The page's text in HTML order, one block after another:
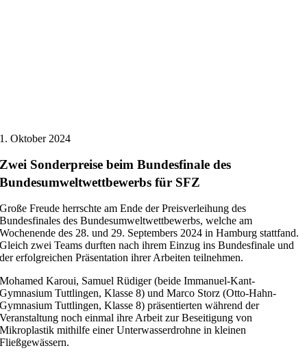
1. Oktober 2024
Zwei Sonderpreise beim Bundesfinale des
Bundesumweltwettbewerbs für SFZ
Große Freude herrschte am Ende der Preisverleihung des
Bundesfinales des Bundesumweltwettbewerbs, welche am
Wochenende des 28. und 29. Septembers 2024 in Hamburg stattfand.
Gleich zwei Teams durften nach ihrem Einzug ins Bundesfinale und
der erfolgreichen Präsentation ihrer Arbeiten teilnehmen.
Mohamed Karoui, Samuel Rüdiger (beide Immanuel-Kant-
Gymnasium Tuttlingen, Klasse 8) und Marco Storz (Otto-Hahn-
Gymnasium Tuttlingen, Klasse 8) präsentierten während der
Veranstaltung noch einmal ihre Arbeit zur Beseitigung von
Mikroplastik mithilfe einer Unterwasserdrohne in kleinen
Fließgewässern.